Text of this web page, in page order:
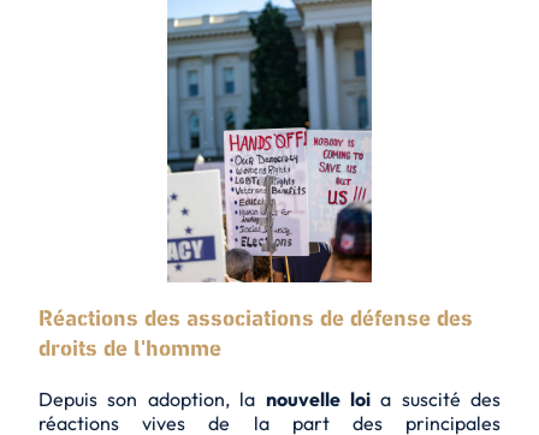
Réactions des associations de défense des
droits de l'homme
Depuis son adoption, la nouvelle loia suscité des
réactions vives de la part des principales